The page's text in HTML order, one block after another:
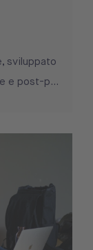
sviluppato
e post-p...